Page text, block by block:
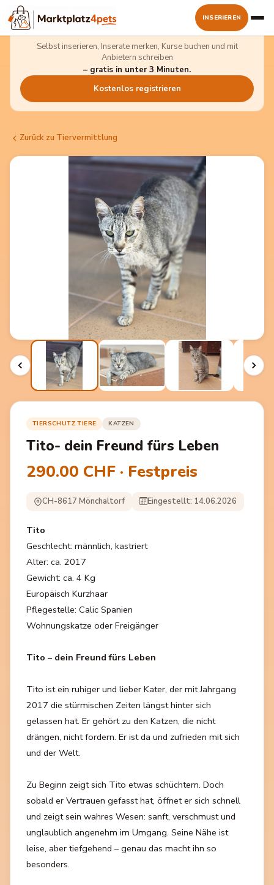
INSERIEREN
Selbst inserieren, Inserate merken, Kurse buchen und mit
Anbietern schreiben
– gratis in unter 3 Minuten.
Kostenlos registrieren
Zurück zu Tiervermittlung
TIERSCHUTZ TIERE KATZEN
Tito- dein Freund fürs Leben
290.00 CHF · Festpreis
CH-8617 Mönchaltorf Eingestellt: 14.06.2026
Tito
Geschlecht: männlich, kastriert
Alter: ca. 2017
Gewicht: ca. 4 Kg
Europäisch Kurzhaar
Pflegestelle: Calic Spanien
Wohnungskatze oder Freigänger
Tito – dein Freund fürs Leben
Tito ist ein ruhiger und lieber Kater, der mit Jahrgang
2017 die stürmischen Zeiten längst hinter sich
gelassen hat. Er gehört zu den Katzen, die nicht
drängen, nicht fordern. Er ist da und zufrieden mit sich
und der Welt.
Zu Beginn zeigt sich Tito etwas schüchtern. Doch
sobald er Vertrauen gefasst hat, öffnet er sich schnell
und zeigt sein wahres Wesen: sanft, verschmust und
unglaublich angenehm im Umgang. Seine Nähe ist
leise, aber tiefgehend – genau das macht ihn so
besonders.